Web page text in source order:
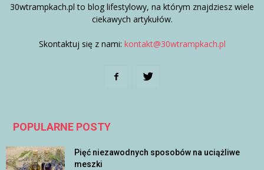
30wtrampkach.pl to blog lifestylowy, na którym znajdziesz wiele
ciekawych artykułów.
Skontaktuj się z nami: kontakt@30wtrampkach.pl
POPULARNE POSTY
Pięć niezawodnych sposobów na uciążliwe
meszki